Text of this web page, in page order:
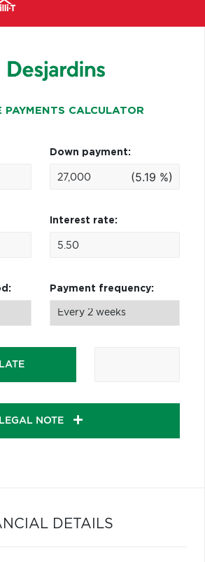
PAYMENTS CALCULATOR
Down payment:
(5.19 %)
Interest rate:
Payment frequency:
LEGAL NOTE
DETAILS